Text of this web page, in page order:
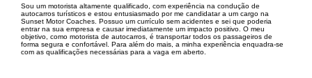
Sou um motorista altamente qualificado, com experiência na condução de
autocarros turísticos e estou entusiasmado por me candidatar a um cargo na
Sunset Motor Coaches. Possuo um currículo sem acidentes e sei que poderia
entrar na sua empresa e causar imediatamente um impacto positivo. O meu
objetivo, como motorista de autocarros, é transportar todos os passageiros de
forma segura e confortável. Para além do mais, a minha experiência enquadra-se
com as qualificações necessárias para a vaga em aberto.